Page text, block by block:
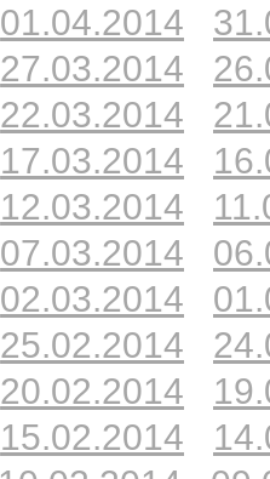
01.04.2014
27.03.2014
22.03.2014
17.03.2014
12.03.2014
07.03.2014
02.03.2014
25.02.2014
20.02.2014
15.02.2014